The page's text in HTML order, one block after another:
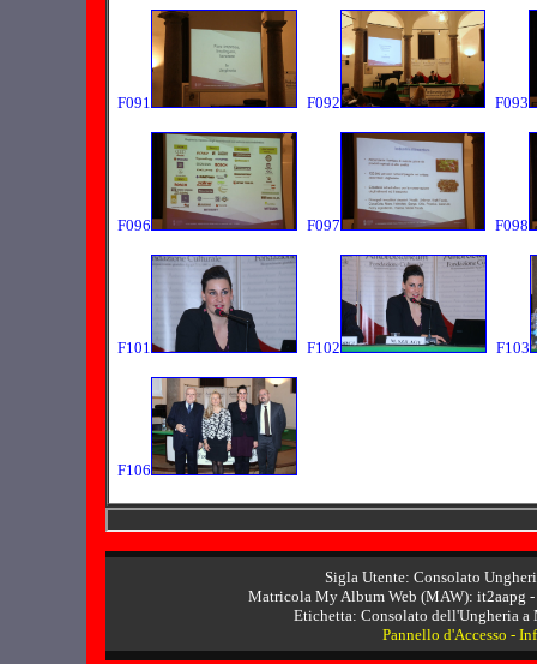
F091 F092 F093
F096 F097 F098
F101 F102 F103
F106
Sigla Utente: Consolato
Matricola My Album Web (MAW): it2aapg
Etichetta: Consolato dell'Ungheria
Pannello d'Accesso -